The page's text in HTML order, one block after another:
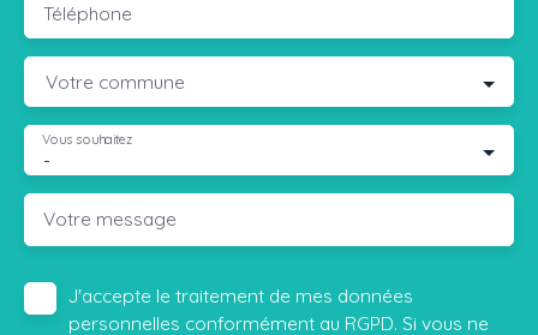
Téléphone
Votre commune
-
Vous souhaitez
Votre message
J'accepte le traitement de mes données
personnelles conformément au RGPD. Si vous ne